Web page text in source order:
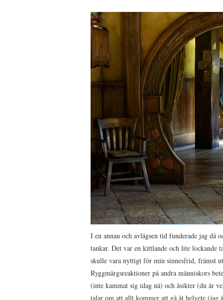
I en annan och avlägsen tid funderade jag då
tankar. Det var en kittlande och lite lockande
skulle vara nyttigt för min sinnesfrid, främst
Ryggmärgsreaktioner på andra människors
(inte kammat sig idag nä) och åsikter (du är
talar om att allt kommer att gå åt helvete